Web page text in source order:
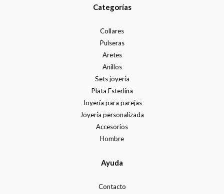
Categorías
Collares
Pulseras
Aretes
Anillos
Sets joyería
Plata Esterlina
Joyería para parejas
Joyería personalizada
Accesorios
Hombre
Ayuda
Contacto